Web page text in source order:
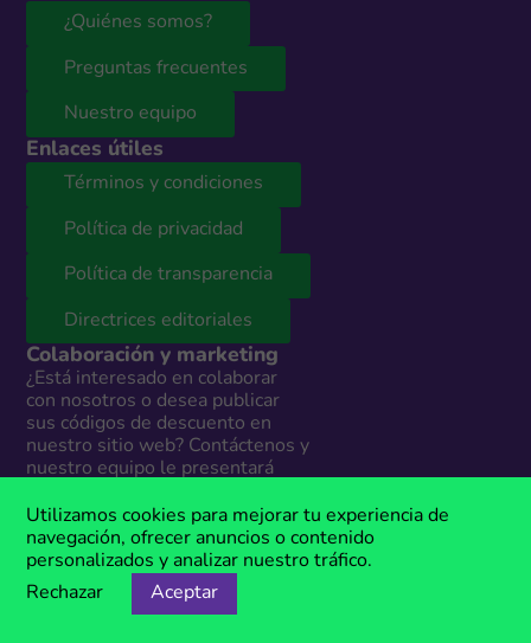
¿Quiénes somos?
Preguntas frecuentes
Nuestro equipo
Enlaces útiles
Términos y condiciones
Política de privacidad
Política de transparencia
Directrices editoriales
Colaboración y marketing
¿Está interesado en colaborar
con nosotros o desea publicar
sus códigos de descuento en
nuestro sitio web? Contáctenos y
nuestro equipo le presentará
necesidades. Estamos
disponibles todos los días en:
info@megacupones.pe
Marketing
Utilizamos cookies para mejorar tu experiencia de
navegación, ofrecer anuncios o contenido
personalizados y analizar nuestro tráfico.
Rechazar
Aceptar